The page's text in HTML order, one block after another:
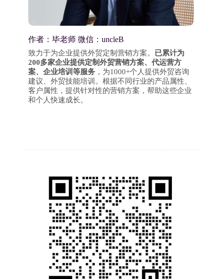
作者：毕老师 微信：uncleB
致力于为企业提供外贸定制营销方案。 已累计为
200多家企业提供定制外贸营销方案、代运营方
案、企业培训等服务，为1000+个人提供外贸咨询
建议、外贸技能培训。根据不同行业的产品属性、
客户属性，提供针对性的营销方案，帮助这些企业
和个人快速成长。